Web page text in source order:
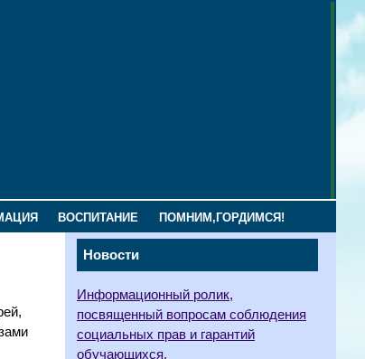
ВОСПИТАНИЕ ПОМНИМ,ГОРДИМСЯ!
Новости
Информационный ролик,
посвященный вопросам соблюдения
социальных прав и гарантий
обучающихся.